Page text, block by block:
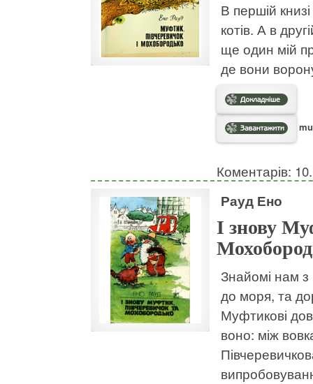
В першій
котів. А в
ще один мій
де вони
Коментарів:
Рауд Ено
І знову
Знайомі нам з
до моря, та
Муфтикові
воно: між